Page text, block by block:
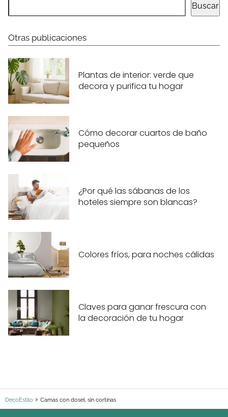
Buscar
Otras publicaciones
Plantas de interior: verde que
decora y purifica tu hogar
Cómo decorar cuartos de baño
pequeños
¿Por qué las sábanas de los
hoteles siempre son blancas?
Colores fríos, para noches cálidas
Claves para ganar frescura con
la decoración de tu hogar
DecoEstilo Camas con dosel, sin cortinas